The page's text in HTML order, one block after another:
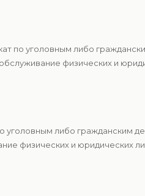
по уголовным либо
физических и
либо гражданским
физических и юридических